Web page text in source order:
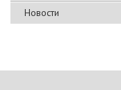
Новости